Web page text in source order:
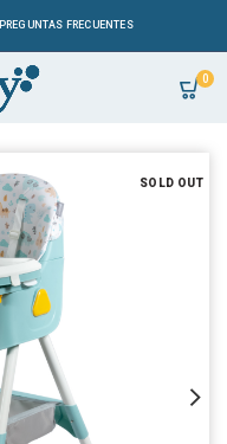
PREGUNTAS FRECUENTES
0
SOLD OUT